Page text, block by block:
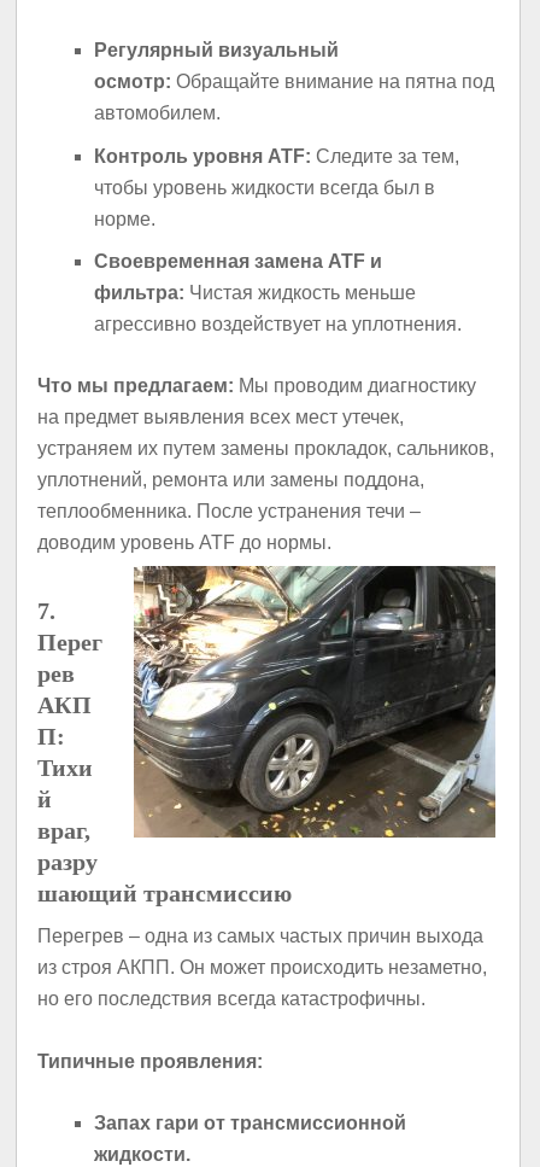
Регулярный визуальный
осмотр: Обращайте внимание на пятна под
автомобилем.
Контроль уровня ATF: Следите за тем,
чтобы уровень жидкости всегда был в
норме.
Своевременная замена ATF и
фильтра: Чистая жидкость меньше
агрессивно воздействует на уплотнения.
Что мы предлагаем: Мы проводим диагностику
на предмет выявления всех мест утечек,
устраняем их путем замены прокладок, сальников,
уплотнений, ремонта или замены поддона,
теплообменника. После устранения течи –
доводим уровень ATF до нормы.
7.
Перег
рев
АКП
П:
Тихи
й
враг,
разру
шающий трансмиссию
Перегрев – одна из самых частых причин выхода
из строя АКПП. Он может происходить незаметно,
но его последствия всегда катастрофичны.
Типичные проявления:
Запах гари от трансмиссионной
жидкости.